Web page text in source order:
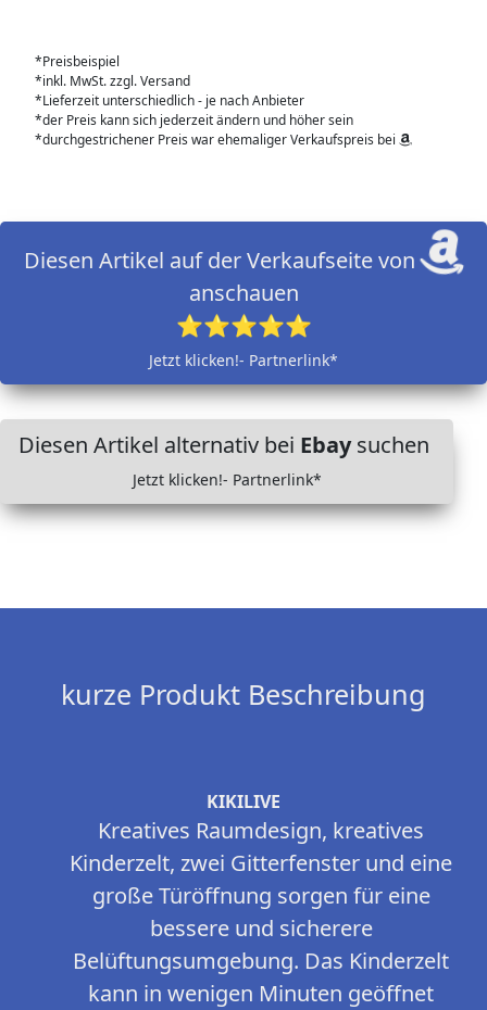
*Preisbeispiel
*inkl. MwSt. zzgl. Versand
*Lieferzeit unterschiedlich - je nach Anbieter
*der Preis kann sich jederzeit ändern und höher sein
*durchgestrichener Preis war ehemaliger Verkaufspreis bei
Diesen Artikel auf der Verkaufseite von
anschauen
⭐⭐⭐⭐⭐
Jetzt klicken!- Partnerlink*
Diesen Artikel alternativ bei Ebaysuchen
Jetzt klicken!- Partnerlink*
kurze Produkt Beschreibung
KIKILIVE
Kreatives Raumdesign, kreatives
Kinderzelt, zwei Gitterfenster und eine
große Türöffnung sorgen für eine
bessere und sicherere
Belüftungsumgebung. Das Kinderzelt
kann in wenigen Minuten geöffnet